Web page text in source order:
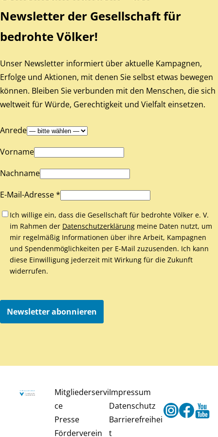
Newsletter der Gesellschaft für
bedrohte Völker!
Unser Newsletter informiert über aktuelle Kampagnen,
Erfolge und Aktionen, mit denen Sie selbst etwas bewegen
können. Bleiben Sie verbunden mit den Menschen, die sich
weltweit für Würde, Gerechtigkeit und Vielfalt einsetzen.
Anrede
Vorname
Nachname
E-Mail-Adresse *
Ich willige ein, dass die Gesellschaft für bedrohte Völker e. V.
im Rahmen der Datenschutzerklärung meine Daten nutzt, um
mir regelmäßig Informationen über ihre Arbeit, Kampagnen
und Spendenmöglichkeiten per E-Mail zuzusenden. Ich kann
diese Einwilligung jederzeit mit Wirkung für die Zukunft
widerrufen.
Newsletter abonnieren
Mitgliederservi
ce
Presse
Förderverein
Impressum
Datenschutz
Barrierefreihei
t
Instagram